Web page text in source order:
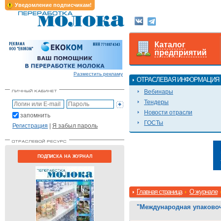
Уведомление подписчикам!
Разместить рекламу
запомнить
Регистрация | Я забыл пароль
ПОДПИСКА НА ЖУРНАЛ
Каталог
предприятий
ОТРАСЛЕВАЯ ИНФОРМАЦИЯ
Вебинары
Тендеры
Новости отрасли
ГОСТы
Главная страница О журнале
"Международная